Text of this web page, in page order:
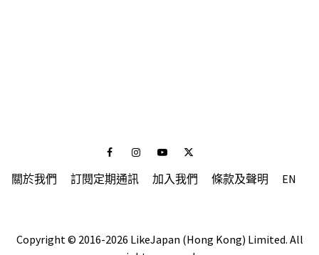
FacebookInstagramYoutubeTwitter
關於我們 訂閱定期通訊 加入我們 條款及聲明 EN
Copyright © 2016-2026 LikeJapan (Hong Kong) Limited. All